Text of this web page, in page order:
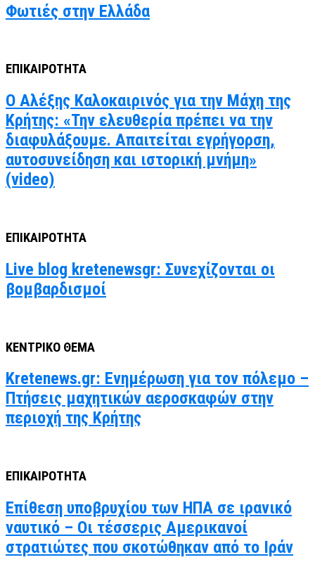
Φωτιές στην Ελλάδα
ΕΠΙΚΑΙΡΟΤΗΤΑ
Ο Αλέξης Καλοκαιρινός για την Μάχη της
Κρήτης: «Την ελευθερία πρέπει να την
διαφυλάξουμε. Απαιτείται εγρήγορση,
αυτοσυνείδηση και ιστορική μνήμη»
(video)
ΕΠΙΚΑΙΡΟΤΗΤΑ
Live blog kretenewsgr: Συνεχίζονται οι
βομβαρδισμοί
ΚΕΝΤΡΙΚΟ ΘΕΜΑ
Kretenews.gr: Ενημέρωση για τον πόλεμο –
Πτήσεις μαχητικών αεροσκαφών στην
περιοχή της Κρήτης
ΕΠΙΚΑΙΡΟΤΗΤΑ
Επίθεση υποβρυχίου των ΗΠΑ σε ιρανικό
ναυτικό – Οι τέσσερις Αμερικανοί
στρατιώτες που σκοτώθηκαν από το Ιράν